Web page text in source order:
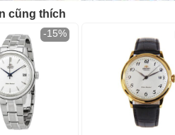
cũng thích
-15%